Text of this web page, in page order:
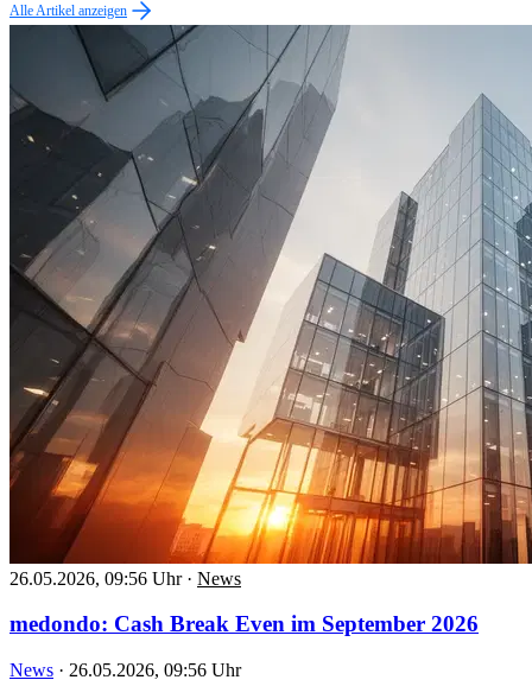
Alle Artikel anzeigen
26.05.2026, 09:56 Uhr · News
medondo: Cash Break Even im September 2026
News · 26.05.2026, 09:56 Uhr